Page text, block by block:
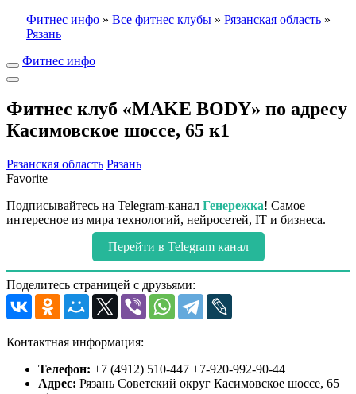
Фитнес инфо » Все фитнес клубы » Рязанская область »
Рязань
Фитнес инфо
Фитнес клуб «MAKE BODY» по адресу
Касимовское шоссе, 65 к1
Рязанская область Рязань
Favorite
Подписывайтесь на Telegram-канал Генережка! Самое
интересное из мира технологий, нейросетей, IT и бизнеса.
Перейти в Telegram канал
Поделитесь страницей с друзьями:
Контактная информация:
Телефон: +7 (4912) 510-447 +7-920-992-90-44
Адрес: Рязань Советский округ Касимовское шоссе, 65